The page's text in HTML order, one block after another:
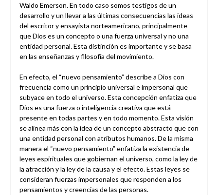
Waldo Emerson. En todo caso somos testigos de un
desarrollo y un llevar a las últimas consecuencias las ideas
del escritor y ensayista norteamericano, principalmente
que Dios es un concepto o una fuerza universal y no una
entidad personal. Esta distinción es importante y se basa
en las enseñanzas y filosofía del movimiento.
En efecto, el “nuevo pensamiento” describe a Dios con
frecuencia como un principio universal e impersonal que
subyace en todo el universo. Esta concepción enfatiza que
Dios es una fuerza o inteligencia creativa que está
presente en todas partes y en todo momento. Esta visión
se alinea más con la idea de un concepto abstracto que con
una entidad personal con atributos humanos. De la misma
manera el “nuevo pensamiento” enfatiza la existencia de
leyes espirituales que gobiernan el universo, como la ley de
la atracción y la ley de la causa y el efecto. Estas leyes se
consideran fuerzas impersonales que responden a los
pensamientos y creencias de las personas.